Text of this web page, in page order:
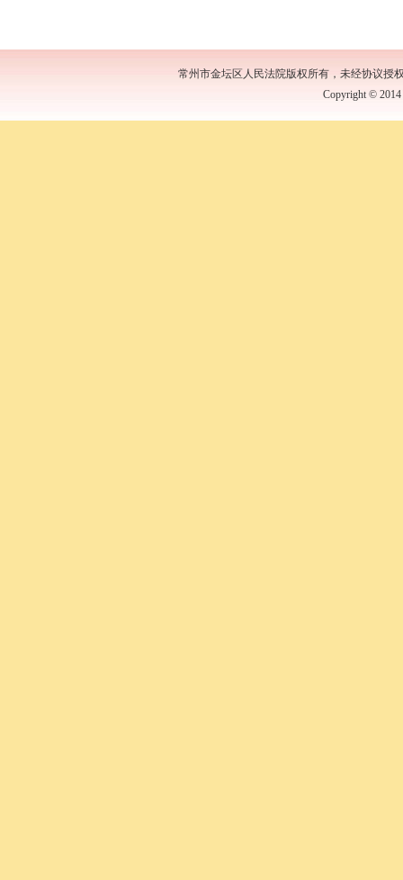
常州市金坛区人民法院版权所有，未经协议授
Copyright © 2014